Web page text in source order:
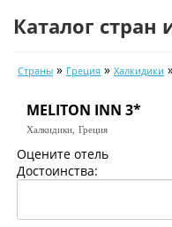
Календарь туров
Цены дня
Страны
Каталог стран
Страны » Греция » Халкидики
MELITON INN 3*
Халкидики, Греция
Оцените отель
Достоинства: